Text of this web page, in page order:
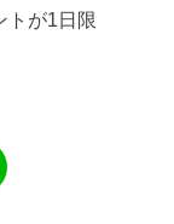
トが1日限